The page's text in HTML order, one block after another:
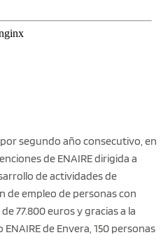
segundo año consecutivo, en
de ENAIRE dirigida a
de actividades de
de empleo de personas con
77.800 euros y gracias a la
de Envera, 150 personas